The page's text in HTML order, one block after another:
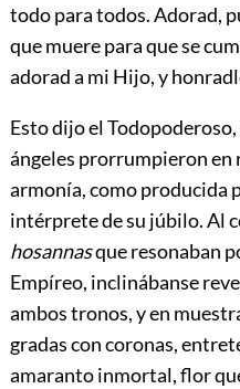
todo para todos. Adorad,
que muere para que se
adorad a mi Hijo, y
Esto dijo el
ángeles prorrumpieron en
armonía, como producida
intérprete de su júbilo. Al
hosannasque resonaban
Empíreo, inclinábanse
ambos tronos, y en
gradas con coronas,
amaranto inmortal, flor